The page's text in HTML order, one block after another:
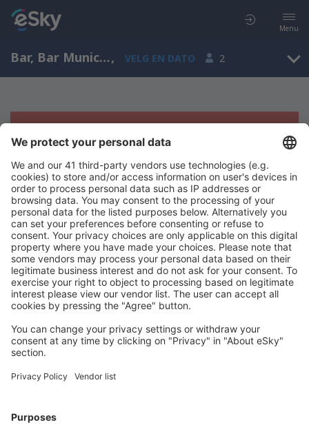
Menu
Bar, Bar Municipality, Montenegro, VELG EN DATO 2
Beklager, søket ga ingen resultater
Prøv å søk etter andre kriterier
Copyright © eSkyTravel.no. Alle rettigheter forbeholdt.